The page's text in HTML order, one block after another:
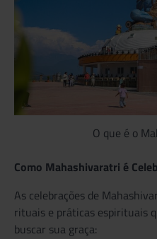
O que é o
Como Mahashivaratri é
As celebrações de
rituais e práticas espirituais
buscar sua graça: